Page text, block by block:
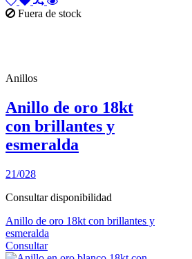
Fuera de stock
Anillos
Anillo de oro 18kt
con brillantes y
esmeralda
21/028
Consultar disponibilidad
Anillo de oro 18kt con brillantes y
esmeralda
Consultar